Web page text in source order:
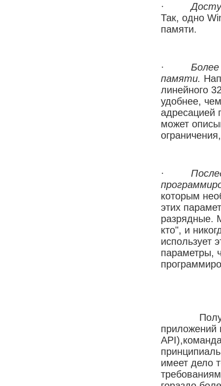
·
Так, одно
памяти.
·
памяти.
линейного
удобнее,
адресацией
может
·
которым
этих
разрядные.
кто", и
использует
параметры,
Получив
приложений
имеет дело